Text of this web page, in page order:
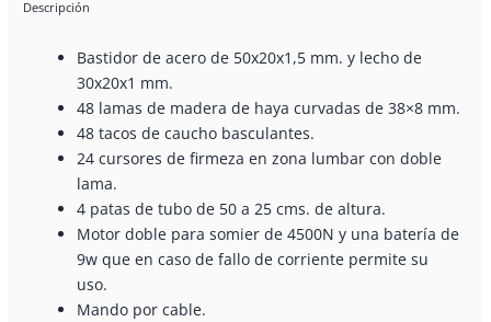
Descripción
Bastidor de acero de 50x20x1,5 mm. y lecho de
30x20x1 mm.
48 lamas de madera de haya curvadas de 38×8 mm.
48 tacos de caucho basculantes.
24 cursores de firmeza en zona lumbar con doble
lama.
4 patas de tubo de 50 a 25 cms. de altura.
Motor doble para somier de 4500N y una batería de
9w que en caso de fallo de corriente permite su
uso.
Mando por cable.